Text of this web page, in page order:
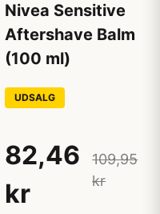
Nivea Sensitive
Aftershave Balm
(100 ml)
UDSALG
82,46
kr
109,95
kr